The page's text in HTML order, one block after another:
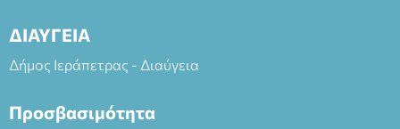
ΔΙΑΥΓΕΙΑ
Δήμος Ιεράπετρας - Διαύγεια
Προσβασιμότητα